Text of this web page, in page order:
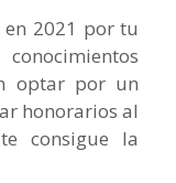
en 2021 por tu
optar por un
honorarios al
consigue la